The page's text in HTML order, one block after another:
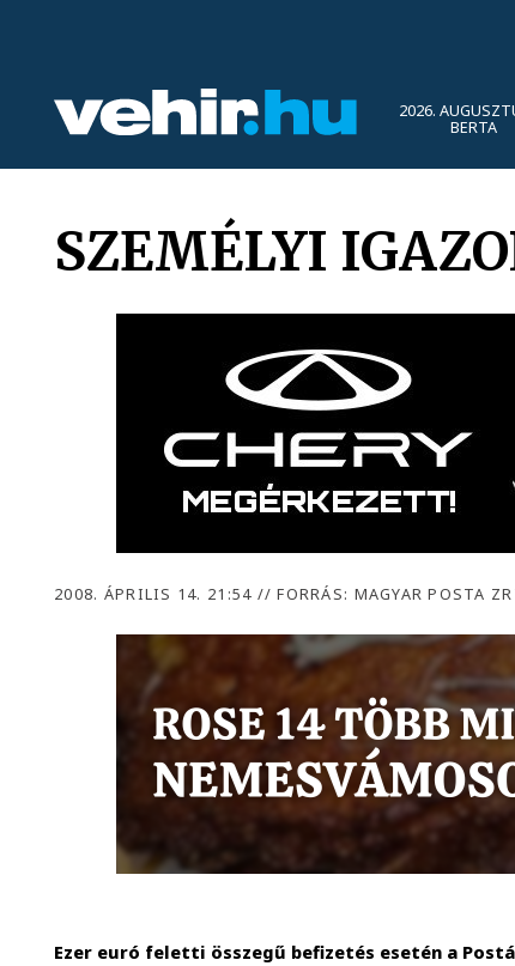
2026.
BERTA
SZEMÉLYI
2008. ÁPRILIS 14. 21:54 // FORRÁS: MAGYAR POSTA
Ezer euró feletti összegű befizetés esetén a